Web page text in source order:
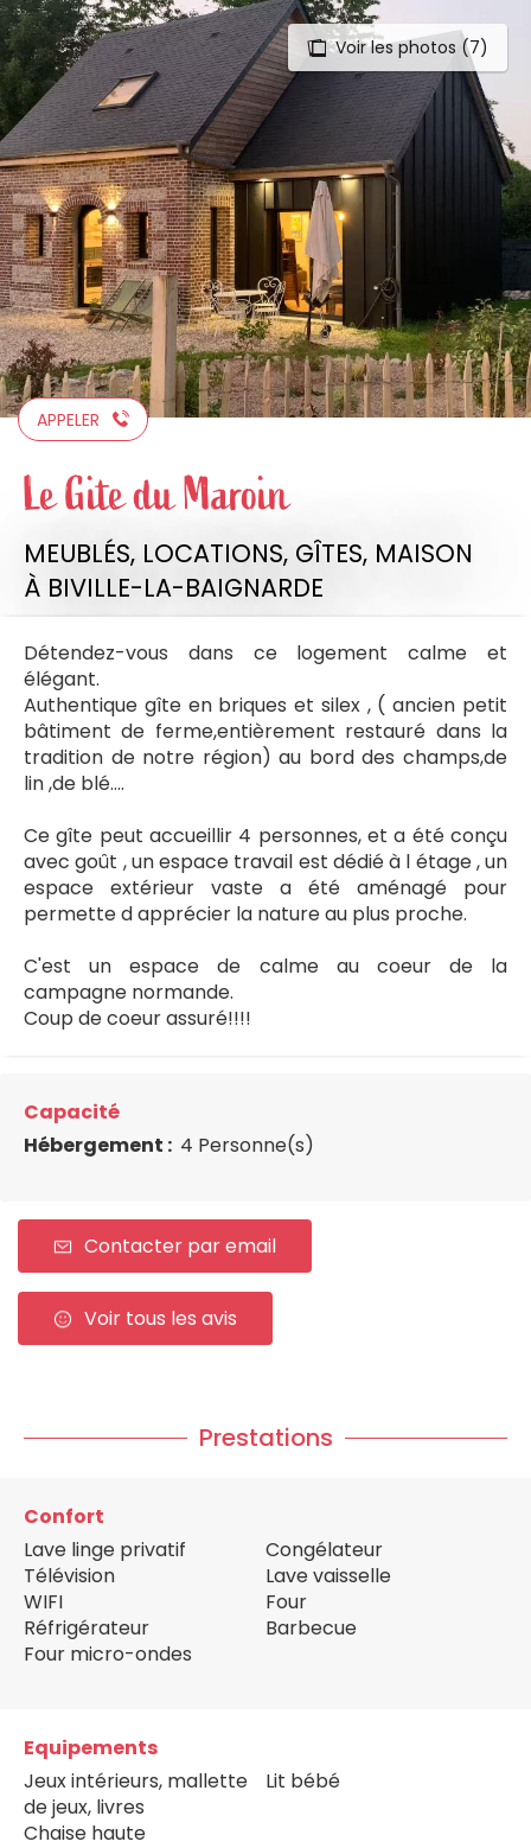
Aller
au
contenu
principal
Voir les photos (7)
APPELER
Le Gite du Maroin
MEUBLÉS, LOCATIONS, GÎTES, MAISON
À BIVILLE-LA-BAIGNARDE
Détendez-vous dans ce logement calme et
élégant.
Authentique gîte en briques et silex , ( ancien petit
bâtiment de ferme,entièrement restauré dans la
tradition de notre région) au bord des champs,de
lin ,de blé….
Ce gîte peut accueillir 4 personnes, et a été conçu
avec goût , un espace travail est dédié à l étage , un
espace extérieur vaste a été aménagé pour
permette d apprécier la nature au plus proche.
C'est un espace de calme au coeur de la
campagne normande.
Coup de coeur assuré!!!!
Capacité
Hébergement : 4 Personne(s)
Contacter par email
Voir tous les avis
Prestations
Confort
Lave linge privatif
Télévision
WIFI
Réfrigérateur
Four micro-ondes
Congélateur
Lave vaisselle
Four
Barbecue
Equipements
Jeux intérieurs, mallette
de jeux, livres
Chaise haute
Lit bébé